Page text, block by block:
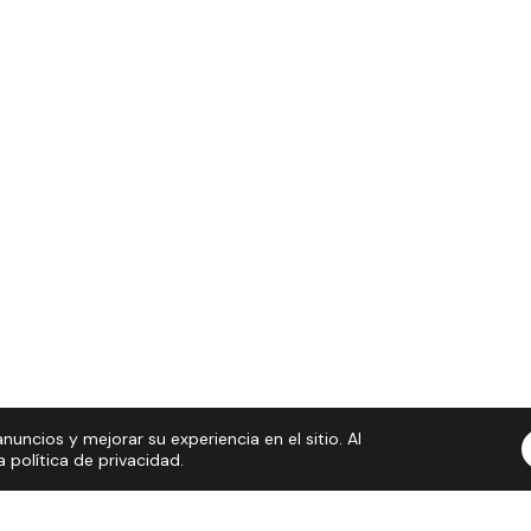
y mejorar su experiencia en el sitio. Al
política de privacidad.